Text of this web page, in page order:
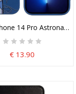
Norsutyyli
14 Pro Astronautti
€ 13.90